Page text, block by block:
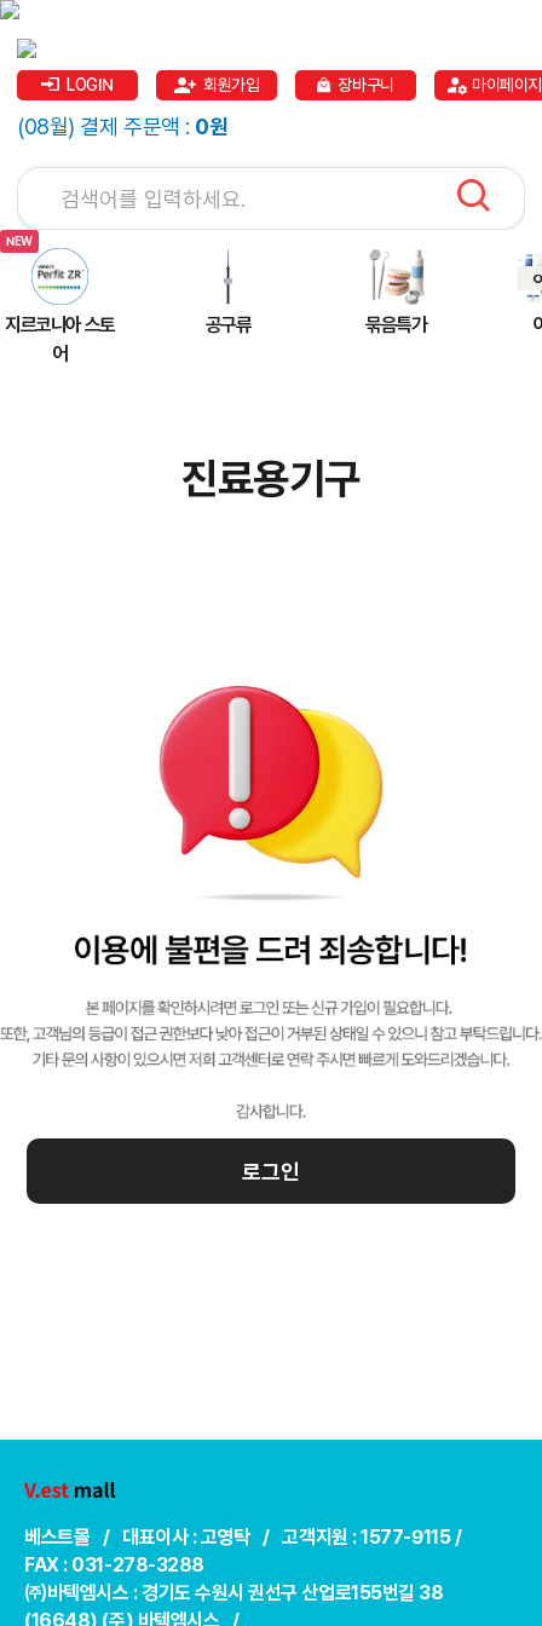
LOGIN 회원가입 장바구니 마이페이지
(08월) 결제 주문액 : 0원
지르코니아 스토
어
공구류 묶음특가
진료용기구
로그인
베스트몰 / 대표이사 : 고영탁 / 고객지원 : 1577-9115 /
FAX : 031-278-3288
㈜바텍엠시스 : 경기도 수원시 권선구 산업로155번길 38
(16648) (주) 바텍엠시스 /